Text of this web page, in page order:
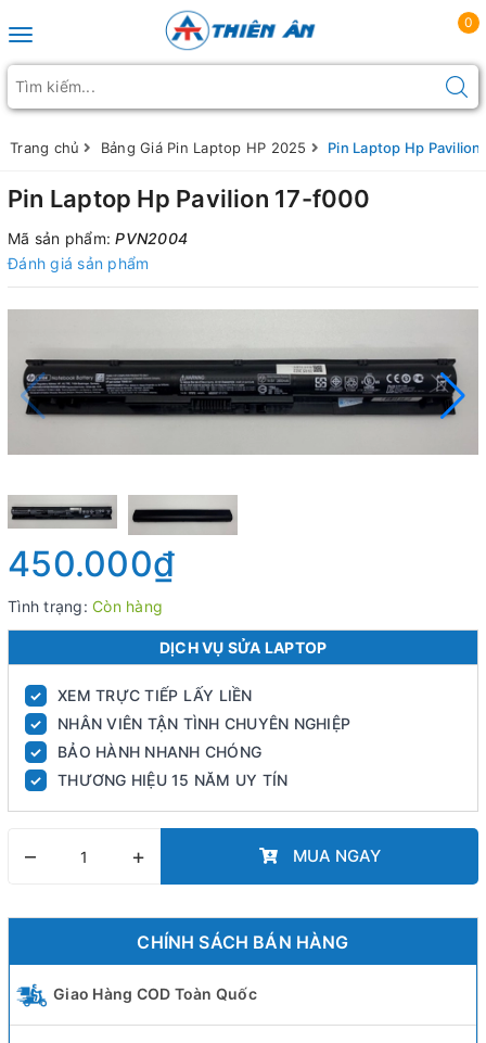
Toggle navigation
0
Trang chủ Bảng Giá Pin Laptop HP 2025 Pin Laptop Hp
Pin Laptop Hp Pavilion 17-f000
Mã sản phẩm:PVN2004
Đánh giá sản phẩm
450.000₫
Tình trạng: Còn hàng
DỊCH VỤ SỬA LAPTOP
✓ XEM TRỰC TIẾP LẤY LIỀN
✓ NHÂN VIÊN TẬN TÌNH CHUYÊN NGHIỆP
✓ BẢO HÀNH NHANH CHÓNG
✓ THƯƠNG HIỆU 15 NĂM UY TÍN
– + MUA NGAY
CHÍNH SÁCH BÁN HÀNG
Giao Hàng COD Toàn Quốc